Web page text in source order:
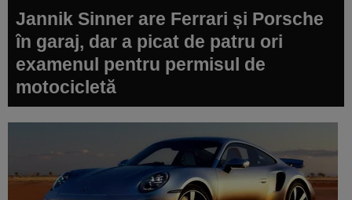
Jannik Sinner are Ferrari și Porsche
în garaj, dar a picat de patru ori
examenul pentru permisul de
motocicletă